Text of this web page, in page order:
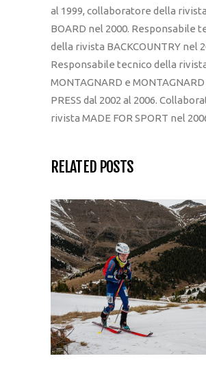
al 1999, collaboratore della
BOARD nel 2000. Responsabile
della rivista BACKCOUNTRY nel
Responsabile tecnico della
MONTAGNARD e MONTAGNARD
PRESS dal 2002 al 2006.
rivista MADE FOR SPORT nel
RELATED POSTS